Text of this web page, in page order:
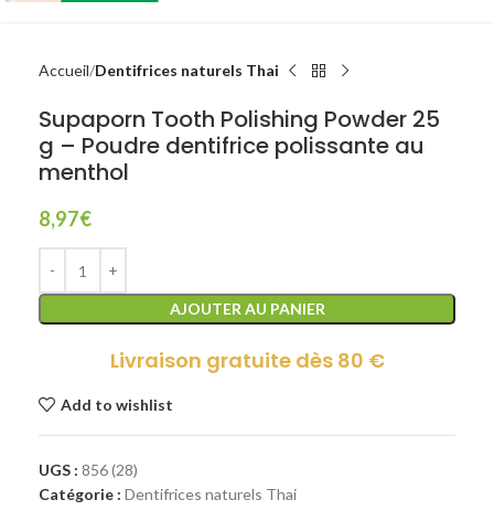
Accueil Dentifrices naturels Thai
Supaporn Tooth Polishing Powder 25
g – Poudre dentifrice polissante au
menthol
8,97€
AJOUTER AU PANIER
Livraison gratuite dès 80 €
Add to wishlist
UGS : 856 (28)
Catégorie : Dentifrices naturels Thai